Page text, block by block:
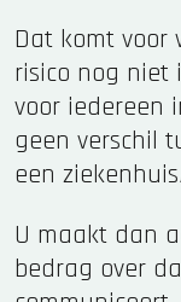
Dat komt voor
risico nog niet
voor iedereen
geen verschil
een
U maakt dan
bedrag over